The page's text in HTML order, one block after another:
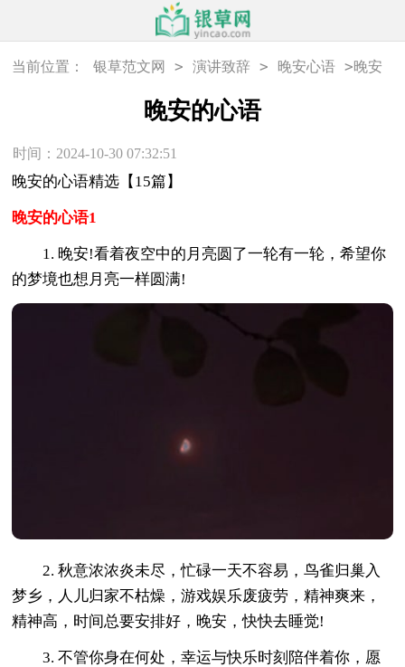
当前位置： 银草范文网 > 演讲致辞 > 晚安心语 >晚安
晚安的心语
时间：2024-10-30 07:32:51
晚安的心语精选【15篇】
晚安的心语1
1. 晚安!看着夜空中的月亮圆了一轮有一轮，希望你
的梦境也想月亮一样圆满!
2. 秋意浓浓炎未尽，忙碌一天不容易，鸟雀归巢入
梦乡，人儿归家不枯燥，游戏娱乐废疲劳，精神爽来，
精神高，时间总要安排好，晚安，快快去睡觉!
3. 不管你身在何处，幸运与快乐时刻陪伴着你，愿